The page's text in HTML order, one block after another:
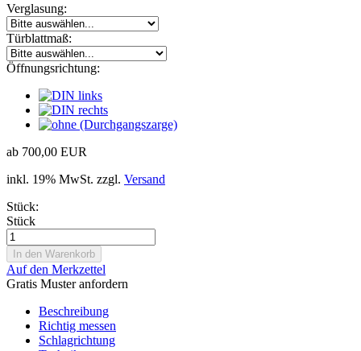
Verglasung:
Türblattmaß:
Öffnungsrichtung:
ab 700,00 EUR
inkl. 19% MwSt. zzgl. Versand
Stück:
Stück
Auf den Merkzettel
Gratis Muster anfordern
Beschreibung
Richtig messen
Schlagrichtung